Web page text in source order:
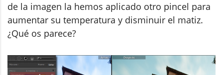
de la imagen la hemos aplicado otro pincel para
aumentar su temperatura y disminuir el matiz.
¿Qué os parece?